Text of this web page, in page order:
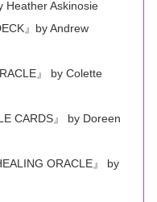
Heather Askinosie
』by Andrew
』 by Colette
CARDS』 by Doreen
ORACLE』 by